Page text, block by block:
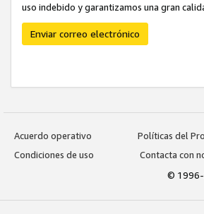
uso indebido y garantizamos una gran
Enviar correo electrónico
Acuerdo operativo
Políticas del
Condiciones de uso
Contacta con
© 1996-